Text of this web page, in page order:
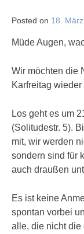
Posted on 18.
Müde Augen,
Wir möchten die
Karfreitag
Los geht es um
(Solitudestr. 5).
mit, wir werden
sondern sind für
auch draußen
Es ist keine
spontan vorbei
alle, die nicht die